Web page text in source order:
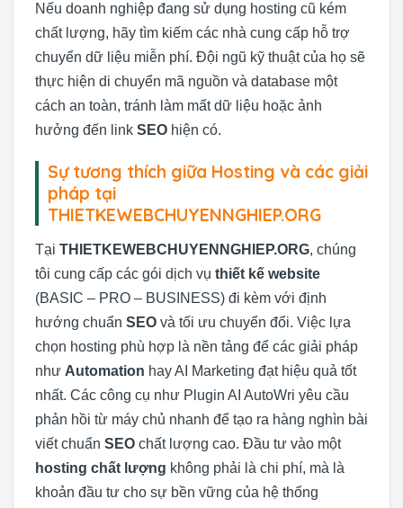
Nếu doanh nghiệp đang sử dụng hosting cũ kém
chất lượng, hãy tìm kiếm các nhà cung cấp hỗ trợ
chuyển dữ liệu miễn phí. Đội ngũ kỹ thuật của họ sẽ
thực hiện di chuyển mã nguồn và database một
cách an toàn, tránh làm mất dữ liệu hoặc ảnh
hưởng đến link SEO hiện có.
Sự tương thích giữa Hosting và các giải
pháp tại
THIETKEWEBCHUYENNGHIEP.ORG
Tại THIETKEWEBCHUYENNGHIEP.ORG, chúng
tôi cung cấp các gói dịch vụ thiết kế website
(BASIC – PRO – BUSINESS) đi kèm với định
hướng chuẩn SEO và tối ưu chuyển đổi. Việc lựa
chọn hosting phù hợp là nền tảng để các giải pháp
như Automation hay AI Marketing đạt hiệu quả tốt
nhất. Các công cụ như Plugin AI AutoWri yêu cầu
phản hồi từ máy chủ nhanh để tạo ra hàng nghìn bài
viết chuẩn SEO chất lượng cao. Đầu tư vào một
hosting chất lượng không phải là chi phí, mà là
khoản đầu tư cho sự bền vững của hệ thống